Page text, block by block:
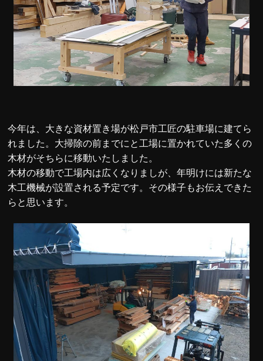
今年は、大きな資材置き場が松戸市工匠の駐車場に建てら
れました。大掃除の前までにと工場に置かれていた多くの
木材がそちらに移動いたしました。
木材の移動で工場内は広くなりましが、年明けには新たな
木工機械が設置される予定です。その様子もお伝えできた
らと思います。